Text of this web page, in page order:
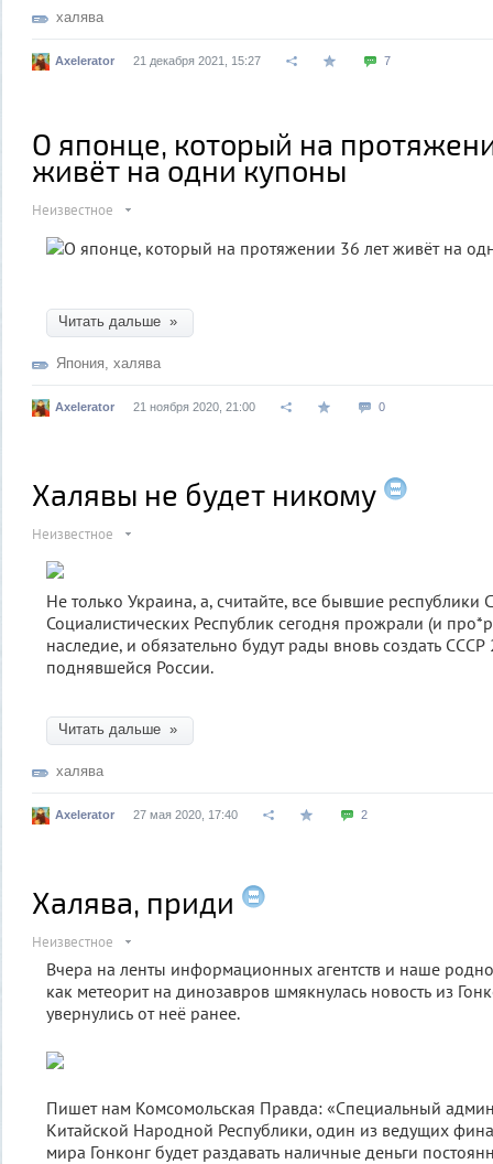
халява
Axelerator 21 декабря 2021, 15:27 7
О японце, который на
живёт на одни купоны
Неизвестное
Читать дальше »
Япония, халява
Axelerator 21 ноября 2020, 21:00 0
Халявы не будет никому
Неизвестное
Не только Украина, а, считайте, все бывшие республики
Социалистических Республик сегодня прожрали (и
наследие, и обязательно будут рады вновь создать
поднявшейся России.
Читать дальше »
халява
Axelerator 27 мая 2020, 17:40 2
Халява, приди
Неизвестное
Вчера на ленты информационных агентств и наше
как метеорит на динозавров шмякнулась новость из
увернулись от неё ранее.
Пишет нам Комсомольская Правда: «Специальный
Китайской Народной Республики, один из ведущих
мира Гонконг будет раздавать наличные деньги